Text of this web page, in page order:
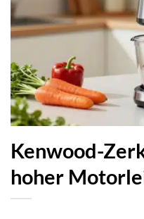
Kenwood-
hoher